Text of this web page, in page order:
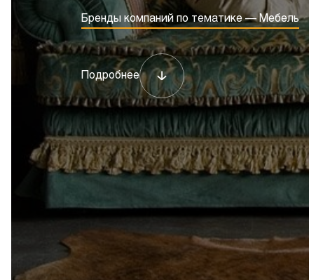
Бренды компаний по тематике — Мебель
Подробнее